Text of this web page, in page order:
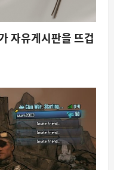
자유게시판을 뜨겁